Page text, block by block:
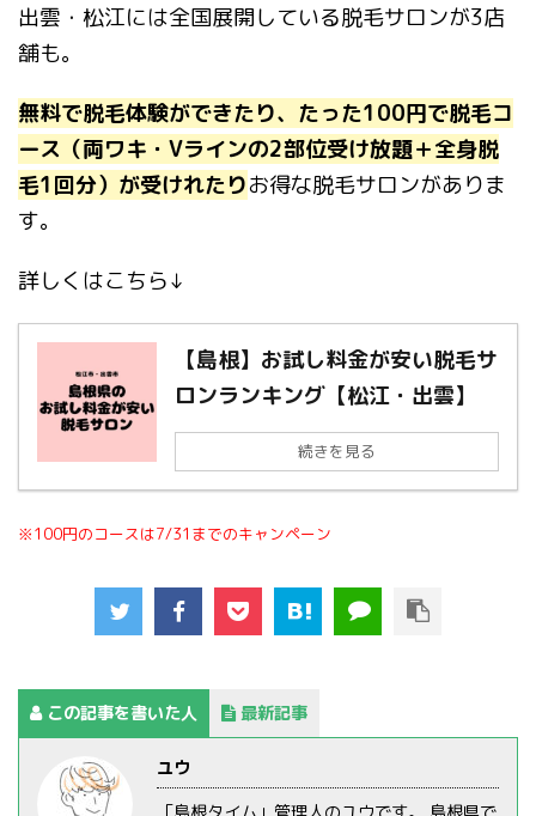
出雲・松江には全国展開している脱毛サロンが3店
舗も。
無料で脱毛体験ができたり、たった100円で脱毛コ
ース（両ワキ・Vラインの2部位受け放題＋全身脱
毛1回分）が受けれたりお得な脱毛サロンがありま
す。
詳しくはこちら↓
【島根】お試し料金が安い脱毛サ
ロンランキング【松江・出雲】
続きを見る
※100円のコースは7/31までのキャンペーン
この記事を書いた人 最新記事
ユウ